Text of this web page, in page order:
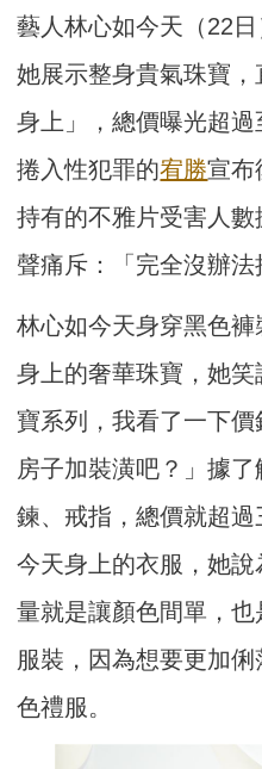
藝人林心如今天（22
她展示整身貴氣珠寶
身上」，總價曝光超
捲入性犯罪的宥勝宣布
持有的不雅片受害人
聲痛斥：「完全沒辦法
林心如今天身穿黑色
身上的奢華珠寶，她
寶系列，我看了一下
房子加裝潢吧？」據
鍊、戒指，總價就超
今天身上的衣服，她
量就是讓顏色間單，
服裝，因為想要更加
色禮服。